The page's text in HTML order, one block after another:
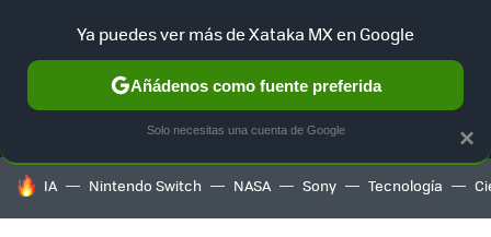
MENÚ NUEVO
GAMING HOME AUTO
HOY SE HABLA DE
IA Nintendo Switch NASA Sony Tecnología
×
Ya puedes ver más de Xataka MX en Google
Añádenos como fuente preferida
Solo necesitas una cuenta de Google